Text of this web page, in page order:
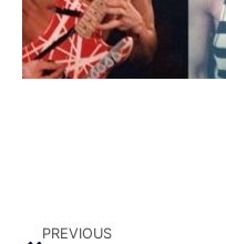
PREVIOUS